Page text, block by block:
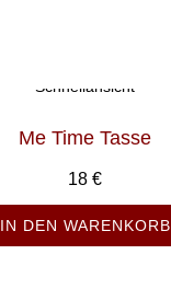
Schnellansicht
Me Time Tasse
18€
IN DEN WARENKORB